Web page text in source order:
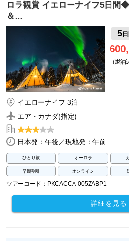
ロラ観賞 イエローナイフ5日間
＆…
5日
（燃油
イエローナイフ 3泊
エア・カナダ(指定)
日本発：午後／現地発：午前
ひとり旅 オーロラ
早期割引 オンライン
ツアーコード：PKCACCA-005ZABP1
詳細を見る